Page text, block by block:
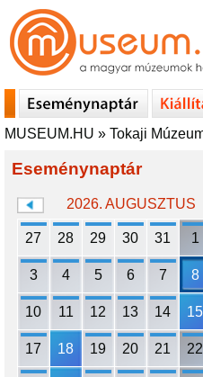
MUSEUM.HU » Tokaji
Eseménynaptár
2026. AUGUSZTUS
27 28 29 30 31 1
3 4 5 6 7 8
10 11 12 13 14 15
17 18 19 20 21 22